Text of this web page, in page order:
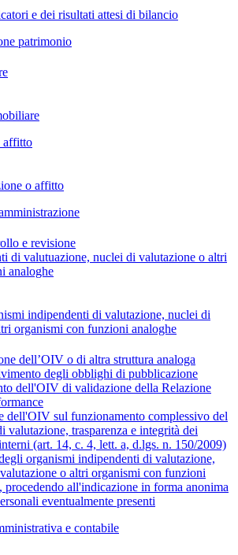
e dei risultati attesi di bilancio
patrimonio
affitto
o affitto
e revisione
di valutuazione, nuclei di valutazione o altri
analoghe
indipendenti di valutazione, nuclei di
organismi con funzioni analoghe
dell’OIV o di altra struttura analoga
degli obblighi di pubblicazione
dell'OIV di validazione della Relazione
dell'OIV sul funzionamento complessivo del
valutazione, trasparenza e integrità dei
(art. 14, c. 4, lett. a, d.lgs. n. 150/2009)
organismi indipendenti di valutazione,
o altri organismi con funzioni
procedendo all'indicazione in forma anonima
eventualmente presenti
e contabile